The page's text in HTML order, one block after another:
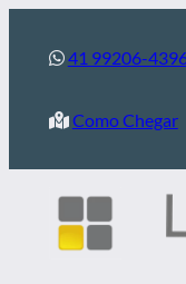
para
conteúdo
41 99206-
Como Chegar